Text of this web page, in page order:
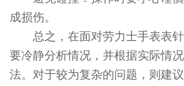
成损伤。
总之，在面对劳力士手表表针
要冷静分析情况，并根据实际情
法。对于较为复杂的问题，则建